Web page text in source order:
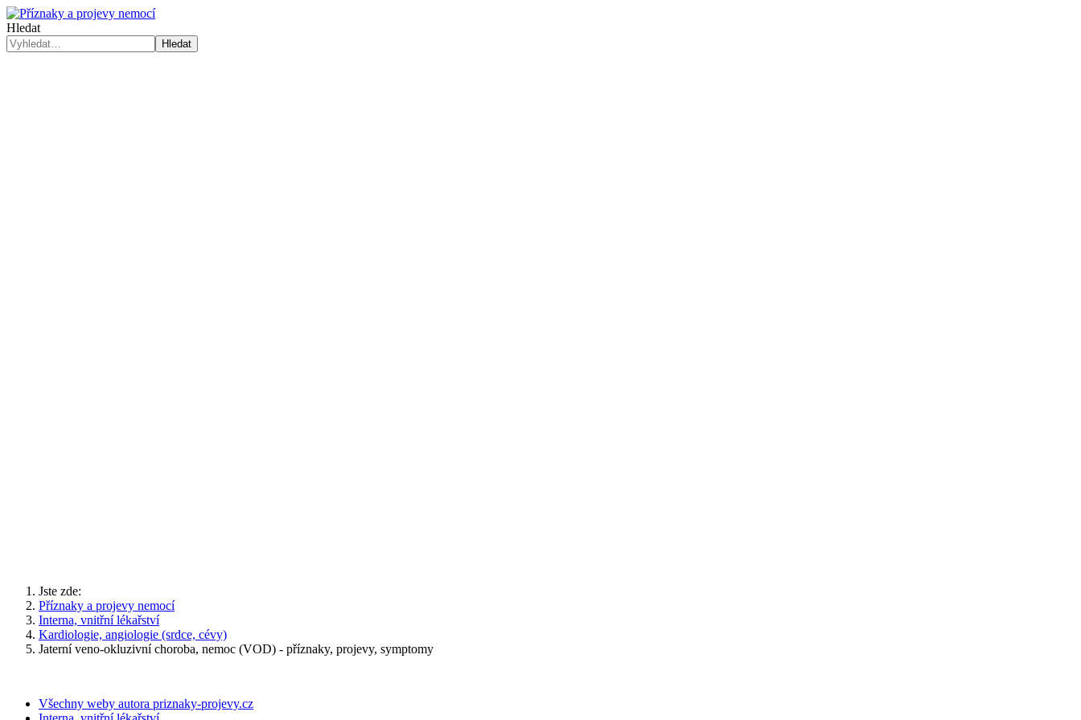
Hledat
Hledat
Jste zde:
Příznaky a projevy nemocí
Interna, vnitřní lékařství
Kardiologie, angiologie (srdce, cévy)
Jaterní veno-okluzivní choroba, nemoc (VOD) - příznaky, projevy, symptomy
Všechny weby autora priznaky-projevy.cz